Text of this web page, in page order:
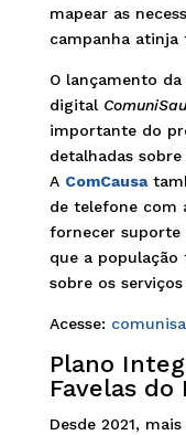
mapear as
campanha atinja
O lançamento
digital
importante do
detalhadas
A ComCausa
de telefone com
fornecer suporte
que a população
sobre os serviços
Acesse:
Plano
Favelas do
Desde 2021,